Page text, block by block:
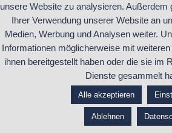
Formen und
wie Kristalle, Münzen
https://maler-
unsere Website zu analysieren. Außerdem
Ihrer Verwendung unserer Website an
Medien, Werbung und Analysen weiter.
Informationen möglicherweise mit
ihnen bereitgestellt haben oder die sie im
Dienste gesammelt
Alle akzeptieren
Ablehnen